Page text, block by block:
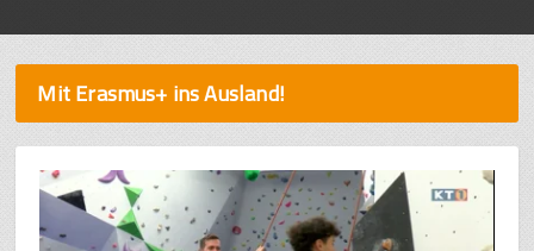
Mit Erasmus+ ins Ausland!